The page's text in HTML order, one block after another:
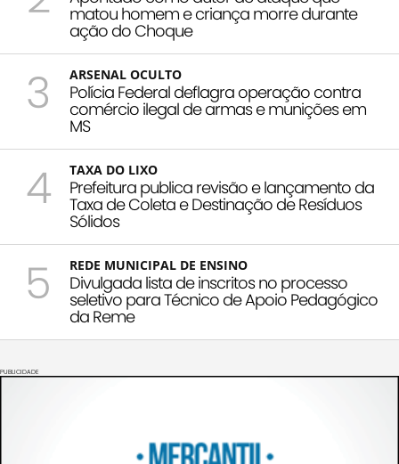
matou homem e criança morre durante
ação do Choque
3 ARSENAL OCULTO
Polícia Federal deflagra operação contra
comércio ilegal de armas e munições em
MS
4 TAXA DO LIXO
Prefeitura publica revisão e lançamento da
Taxa de Coleta e Destinação de Resíduos
Sólidos
5 REDE MUNICIPAL DE ENSINO
Divulgada lista de inscritos no processo
seletivo para Técnico de Apoio Pedagógico
da Reme
PUBLICIDADE